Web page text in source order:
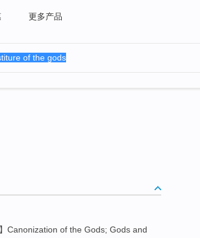
更多产品
Canonization of the Gods; Gods and